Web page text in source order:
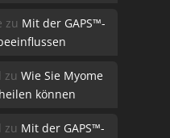
zu Mit der GAPS™-
zu Wie Sie Myome
können
zu Mit der GAPS™-